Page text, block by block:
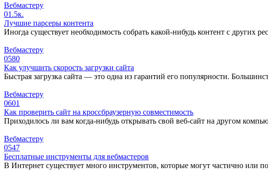
Вебмастеру
01.5к.
Лучшие парсеры контента
Иногда существует необходимость собрать какой-нибудь контент с других
Вебмастеру
0580
Как улучшить скорость загрузки сайта
Быстрая загрузка сайта — это одна из гарантий его популярности.
Вебмастеру
0601
Как проверить сайт на кроссбраузерную совместимость
Приходилось ли вам когда-нибудь открывать свой веб-сайт на другом
Вебмастеру
0547
Бесплатные инструменты для вебмастеров
В Интернет существует много инструментов, которые могут частично или